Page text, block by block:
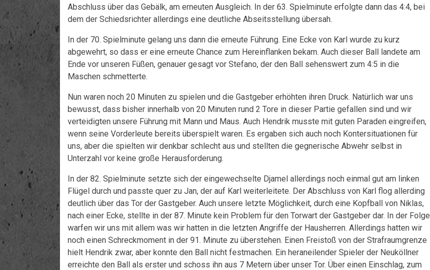
Abschluss über das Gebälk, am erneuten Ausgleich. In der 63. Spielminute erfolgte dann das 4:4, bei
dem der Schiedsrichter allerdings eine deutliche Abseitsstellung übersah.
In der 70. Spielminute gelang uns dann die erneute Führung. Eine Ecke von Karl wurde zu kurz
abgewehrt, so dass er eine erneute Chance zum Hereinflanken bekam. Auch dieser Ball landete am
Ende vor unseren Füßen, genauer gesagt vor Stefano, der den Ball sehenswert zum 4:5 in die
Maschen schmetterte.
Nun waren noch 20 Minuten zu spielen und die Gastgeber erhöhten ihren Druck. Natürlich war uns
bewusst, dass bisher innerhalb von 20 Minuten rund 2 Tore in dieser Partie gefallen sind und wir
verteidigten unsere Führung mit Mann und Maus. Auch Hendrik musste mit guten Paraden eingreifen,
wenn seine Vorderleute bereits überspielt waren. Es ergaben sich auch noch Kontersituationen für
uns, aber die spielten wir denkbar schlecht aus und stellten die gegnerische Abwehr selbst in
Unterzahl vor keine große Herausforderung.
In der 82. Spielminute setzte sich der eingewechselte Djamel allerdings noch einmal gut am linken
Flügel durch und passte quer zu Jan, der auf Karl weiterleitete. Der Abschluss von Karl flog allerding
deutlich über das Tor der Gastgeber. Auch unsere letzte Möglichkeit, durch eine Kopfball von Niklas,
nach einer Ecke, stellte in der 87. Minute kein Problem für den Torwart der Gastgeber dar. In der Folge
warfen wir uns mit allem was wir hatten in die letzten Angriffe der Hausherren. Allerdings hatten wir
noch einen Schreckmoment in der 91. Minute zu überstehen. Einen Freistoß von der Strafraumgrenze
hielt Hendrik zwar, aber konnte den Ball nicht festmachen. Ein heraneilender Spieler der Neuköllner
erreichte den Ball als erster und schoss ihn aus 7 Metern über unser Tor. Über einen Einschlag, zum